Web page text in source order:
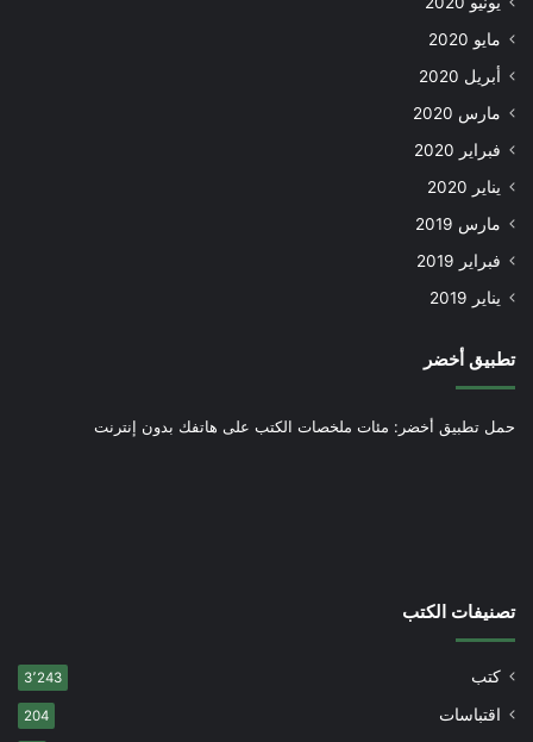
مايو 2020
أبريل 2020
مارس 2020
فبراير 2020
يناير 2020
مارس 2019
فبراير 2019
يناير 2019
تطبيق أخضر
حمل تطبيق أخضر: مئات ملخصات الكتب على هاتفك بدون إنترنت
تصنيفات الكتب
كتب 3٬243
اقتباسات 204